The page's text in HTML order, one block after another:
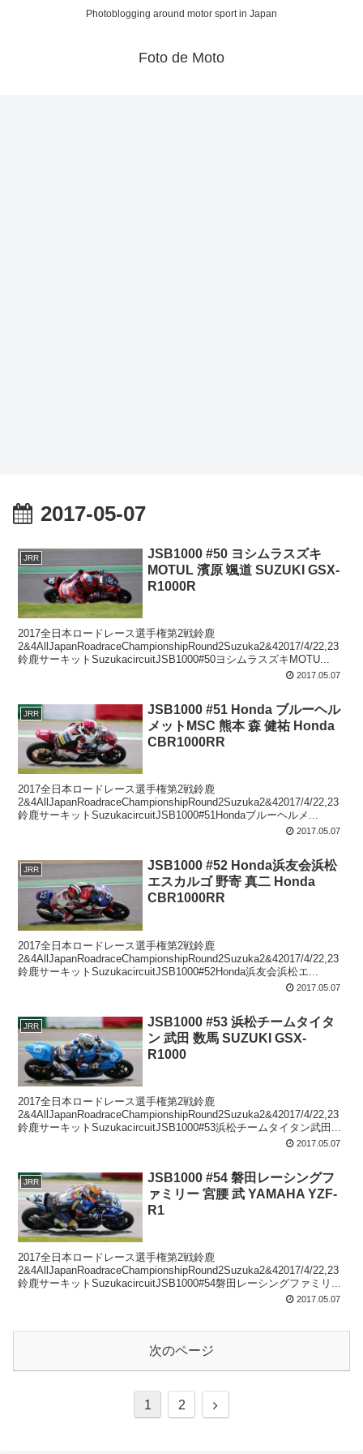
Photoblogging around motor sport in Japan
Foto de Moto
2017-05-07
JRR
JSB1000 #50 ヨシムラスズキ
MOTUL 濱原 颯道 SUZUKI GSX-
R1000R
2017全日本ロードレース選手権第2戦鈴鹿
2&4AllJapanRoadraceChampionshipRound2Suzuka2&42017/4/22,23
鈴鹿サーキットSuzukacircuitJSB1000#50ヨシムラスズキMOTU...
2017.05.07
JRR
JSB1000 #51 Honda ブルーヘル
メットMSC 熊本 森 健祐 Honda
CBR1000RR
2017全日本ロードレース選手権第2戦鈴鹿
2&4AllJapanRoadraceChampionshipRound2Suzuka2&42017/4/22,23
鈴鹿サーキットSuzukacircuitJSB1000#51Hondaブルーヘルメ...
2017.05.07
JRR
JSB1000 #52 Honda浜友会浜松
エスカルゴ 野寄 真二 Honda
CBR1000RR
2017全日本ロードレース選手権第2戦鈴鹿
2&4AllJapanRoadraceChampionshipRound2Suzuka2&42017/4/22,23
鈴鹿サーキットSuzukacircuitJSB1000#52Honda浜友会浜松エ...
2017.05.07
JRR
JSB1000 #53 浜松チームタイタ
ン 武田 数馬 SUZUKI GSX-
R1000
2017全日本ロードレース選手権第2戦鈴鹿
2&4AllJapanRoadraceChampionshipRound2Suzuka2&42017/4/22,23
鈴鹿サーキットSuzukacircuitJSB1000#53浜松チームタイタン武田...
2017.05.07
JRR
JSB1000 #54 磐田レーシングフ
ァミリー 宮腰 武 YAMAHA YZF-
R1
2017全日本ロードレース選手権第2戦鈴鹿
2&4AllJapanRoadraceChampionshipRound2Suzuka2&42017/4/22,23
鈴鹿サーキットSuzukacircuitJSB1000#54磐田レーシングファミリ...
2017.05.07
次のページ
1 2
次